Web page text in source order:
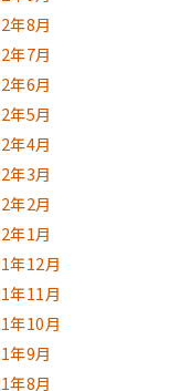
年8月
年7月
年6月
年5月
年4月
年3月
年2月
年1月
年12月
年11月
年10月
年9月
年8月